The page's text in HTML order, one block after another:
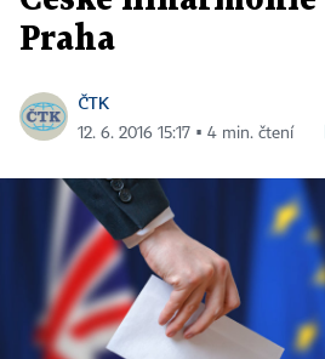
Praha
ČTK
12. 6. 2016 15:17 ▪ 4 min. čtení